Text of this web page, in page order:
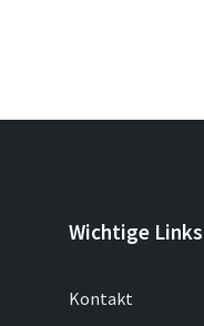
Wichtige Links
Kontakt